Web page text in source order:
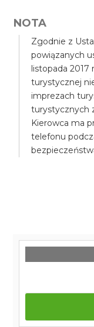
NOTA
Zgodnie z
powiązanych
listopada 2017
turystycznej
imprezach
turystycznych
Kierowca ma
telefonu